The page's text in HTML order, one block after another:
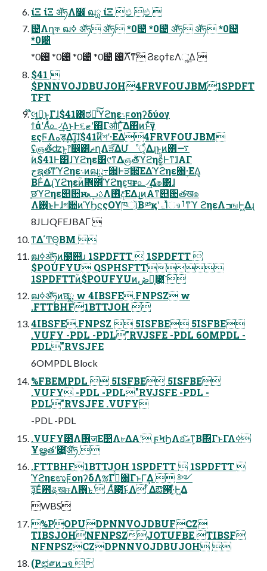
ίΞ ίΞ ॲཧΛ෼ׂ ฒྻ ίΞ ඵ ඵ 
଴ͪΛղফ ฒߦ ॲཧ ॲཧ *0଴ͪ *0଴ͪ ॲཧ ॲཧ *0଴ͪ
*0଴ͪ
*0଴ͪ *0଴ͪ *0଴ͪ *0଴ͪ ଴ͪ࣌ؒΛͳ͘͠ ϨεϙϯεΛૣ͘͢Δ 
$41 
$PNNVOJDBUJOH4FRVFOUJBM1SPDFT
TFT
໊લ͕ࣔ͢ͱ͓Γɺ$41͸ಠཱͨ͠ϓϩηε܈͕ϝοηʔδύογ
ϯάʹΑͬͯ௨৴͢Δ͜ͱͰ૬ޓʹ΍ΓऔΓ͍ͯ͠Δ΋ͷͱͯ͠γ
εςϜΛهड़͢Δɻ͔͠͠ɺ$41ͷ໊শʹؚ·ΕΔ4FRVFOUJBM
ʢஞ࣍తʣͱ͍͏෦෼͸ޡղΛੜ͡ΔՄೳੑ͕͋Δɻͱ͍͏ͷ΋࠷
ۙͷ$41Ͱ͸ɺϓϩηε͸୯ͳΔஞ࣍తϓϩηε͚ͩͰͳ͘ɺΑΓ
جຊతͳϓϩηε܈ͷฒྻ߹੒Ͱੜ੒͞ΕΔϓϩηε΋ؚ·ΕΔ͔
ΒͰ͋Δɻϓϩηεؒͷؔ܎΍ϓϩηε͕पғͱ௨৴͢Δํ๏͸ɺ
֤छϓϩηε୅਺ԋࢉࢠΛ࢖ͬͯද͞ΕΔɻ͜ͷΑ͏ͳ୅਺తख๏
Λ࢖͏͜ͱͰɺগ਺ͷϓϦϛςΟϒཁૉ͔Β༰қʹۃΊͯෳࡶͳϓ ϩηεΛߏஙͰ͖Δɻ
8JLJQFEJBΑΓ 
ͳΔ΄ͲΘ͔ΒΜ 
ฒߦॲཧͷ໰୊ɹ 1SPDFTT  1SPDFTT 
$POUFYU QSPHSFTT
1SPDFTTؒͷ$POUFYUͷڞ༗͕೉͍͠ 
ฒߦॲཧͷछྨ w 4IBSFE.FNPSZ w
.FTTBHF1BTTJOH 
4IBSFE.FNPSZ  5ISFBE 5ISFBE
.VUFY -PDL -PDL"RVJSFE -PDL 6OMPDL -
PDL"RVSJFE
6OMPDL Block
%FBEMPDL  5ISFBE 5ISFBE
.VUFY -PDL -PDL"RVJSFE -PDL -
PDL"RVSJFE .VUFY
-PDL -PDL
.VUFY౳Λ࢖͍जΕ෺Λ৮ΔΑ͏ʹ ϝϞϦΛอޢ͠ͳ͕Β΍ΓͱΓΛߦ͏
Ұൠతʹ೉͍͠ॲཧ 
.FTTBHF1BTTJOH 1SPDFTT  1SPDFTT 
ϓϩηεಉ͕࢜ϝοηʔδΛૹΓ߹ͬͯ΍ΓͱΓ͢Δ  ༻
ҙ͞Εͨ఻ୡखஈΛ࢖͏͜ͱʹ Αͬͯ೉͍͜͠ͱΛ ͋Δఔ౓͓·͔ͤͰ͖Δ
WBS
%POPUDPNNVOJDBUFCZ
TIBSJOHNFNPSZJOTUFBE TIBSF
NFNPSZCZDPNNVOJDBUJOH 
(Pಛ༗ͷߏจ 